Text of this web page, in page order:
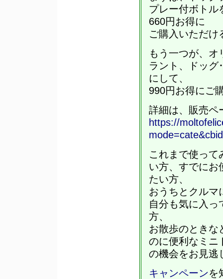
プレー付ボトル
660円お得に
ご購入いただけ
もう一つが、
ラント、ドッグ
にして、
990円お得にご
詳細は、販売ペ
https://
これまで使って
い方、すでにお
たい方、
おうちとクルマ
自分も気に入っ
方、
お散歩のときな
のに便利なミニ
の機会をお見逃
キャンペーンを